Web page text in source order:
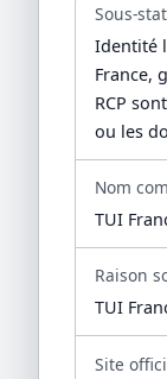
Sous-
Identité
France,
RCP
ou les
Nom
TUI
Raison
TUI
Site